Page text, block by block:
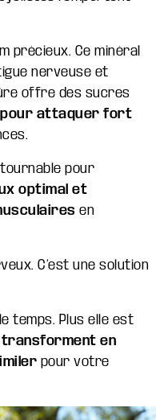
précieux. Ce minéral
nerveuse et
offre des sucres
attaquer fort
pour
optimal et
en
C’est une solution
temps. Plus elle est
transforment en
pour votre